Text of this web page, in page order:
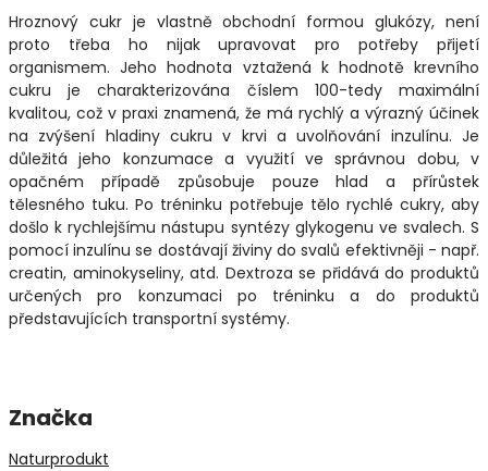
Hroznový cukr je vlastně obchodní formou glukózy, není
proto třeba ho nijak upravovat pro potřeby přijetí
organismem. Jeho hodnota vztažená k hodnotě krevního
cukru je charakterizována číslem 100-tedy maximální
kvalitou, což v praxi znamená, že má rychlý a výrazný účinek
na zvýšení hladiny cukru v krvi a uvolňování inzulínu. Je
důležitá jeho konzumace a využití ve správnou dobu, v
opačném případě způsobuje pouze hlad a přírůstek
tělesného tuku. Po tréninku potřebuje tělo rychlé cukry, aby
došlo k rychlejšímu nástupu syntézy glykogenu ve svalech. S
pomocí inzulínu se dostávají živiny do svalů efektivněji - např.
creatin, aminokyseliny, atd. Dextroza se přidává do produktů
určených pro konzumaci po tréninku a do produktů
představujících transportní systémy.
Značka
Naturprodukt